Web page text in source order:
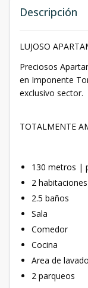
Descripción
LUJOSO
Preciosos
en Imponente
exclusivo sector.
TOTALMENTE
130 metros |
2 habitaciones
2.5 baños
Sala
Comedor
Cocina
Area de lavado
2 parqueos